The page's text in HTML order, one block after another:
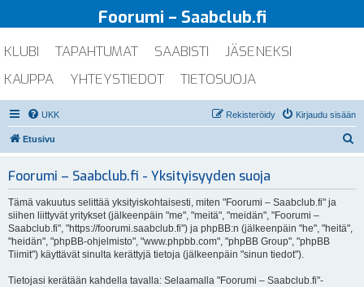
Foorumi – Saabclub.fi
KLUBI TAPAHTUMAT SAABISTI
JÄSENEKSI
KAUPPA
YHTEYSTIEDOT TIETOSUOJA
UKK Kirjaudu sisään
Rekisteröidy
Etusivu
Foorumi – Saabclub.fi - Yksityisyyden suoja
Tämä vakuutus selittää yksityiskohtaisesti, miten "Foorumi – Saabclub.fi" ja
siihen liittyvät yritykset (jälkeenpäin "me", "meitä", "meidän", "Foorumi –
Saabclub.fi", "https://foorumi.saabclub.fi") ja phpBB:n (jälkeenpäin "he", "heitä",
"heidän", "phpBB-ohjelmisto", "www.phpbb.com", "phpBB Group", "phpBB
Tiimit") käyttävät sinulta kerättyjä tietoja (jälkeenpäin "sinun tiedot").
Tietojasi kerätään kahdella tavalla: Selaamalla "Foorumi – Saabclub.fi"-